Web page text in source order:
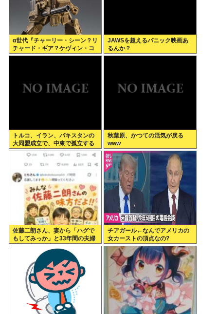
α世代『チャーリー・シーン？リ
チャード・ギア？ケヴィン・コ
スナー？誰ですかそれ？？』何
JAWSを超えるパニック映画あ
るんか？
トルコ、イラン、パキスタンの
大同盟成立で、中東で孤立する
イランは滅亡不可避な情勢へ
秋葉原、かつての活気が戻る
www
佐藤二朗さん、妻から「ハグで
もしてみっか」と33年間の夫婦
生活で初めて言われる
チアガール←なんでアメリカの
女カーストの頂点なの?